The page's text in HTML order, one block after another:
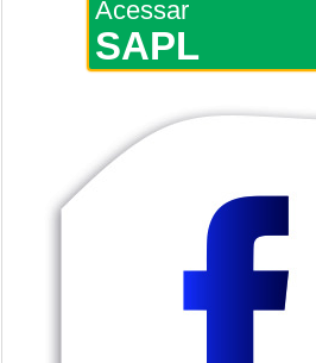
Acessar
SAPL